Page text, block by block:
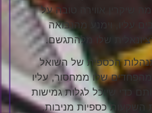
שיקרין אווירה טובה על
עליו, וימנע מהנבואה
שלו מלהתגשם.
הכספית של השואל
שלו ממחסור, עליו
כדי שיוכל לגלות גמישות
השקעות כספיות מניבות.